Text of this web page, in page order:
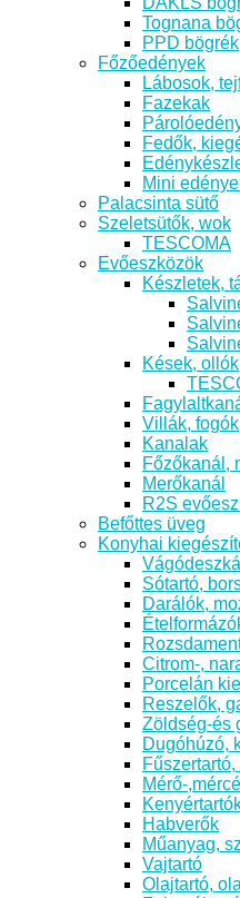
Tognana
PPD bögrék
Főzőedények
Lábosok,
Fazekak
Fedők,
Mini
Palacsinta sütő
Szeletsütők, wok
TESCOMA
Evőeszközök
Készletek,
Kések, ollók
Villák,
Kanalak
Főzőkanál,
Merőkanál
R2S
Befőttes üveg
Konyhai
Sótartó,
Darálók,
Citrom-,
Porcelán
Reszelők,
Zöldség-és
Dugóhúzó,
Mérő-
Habverők
Műanyag,
Vajtartó
Olajtartó,